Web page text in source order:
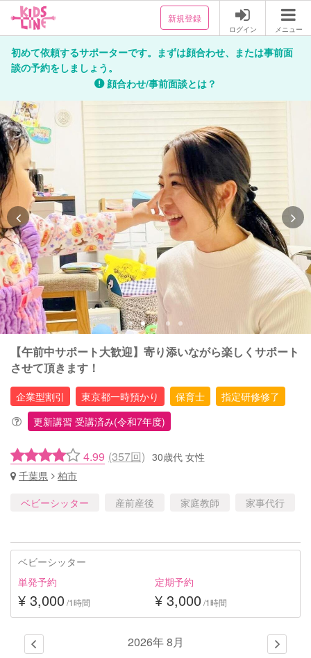
新規登録
ログイン メニュー
初めて依頼するサポーターです。まずは顔合わせ、または事前面
談の予約をしましょう。
顔合わせ/事前面談とは？
【午前中サポート大歓迎】寄り添いながら楽しくサポート
させて頂きます！
企業型割引 東京都一時預かり 保育士
指定研修修了
更新講習 受講済み(令和7年度)
4.99 (357回) 30歳代 女性
千葉県
柏市
ベビーシッター
産前産後 家庭教師 家事代行
ベビーシッター
単発予約
¥ 3,000 /1時間
定期予約
¥ 3,000 /1時間
2026年 8月